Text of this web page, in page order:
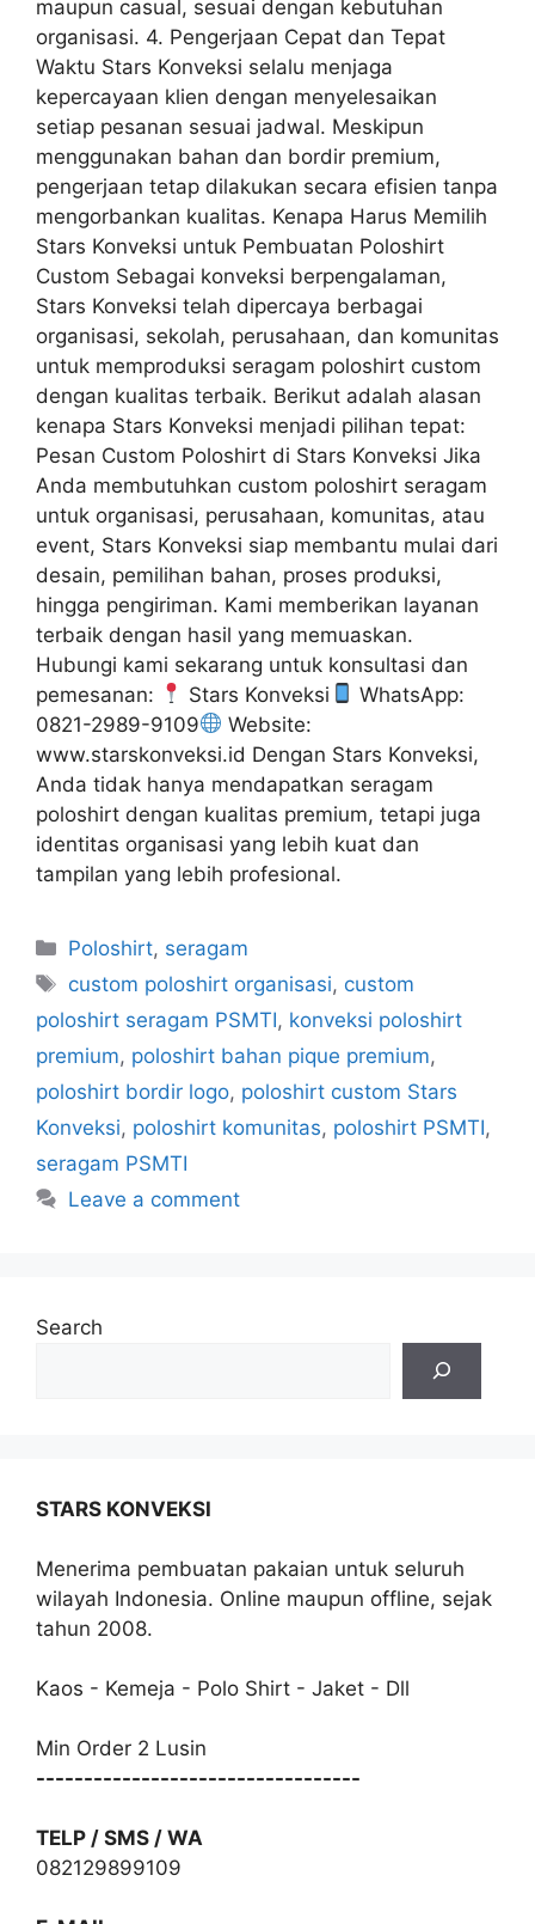
maupun casual, sesuai dengan kebutuhan
organisasi. 4. Pengerjaan Cepat dan Tepat
Waktu Stars Konveksi selalu menjaga
kepercayaan klien dengan menyelesaikan
setiap pesanan sesuai jadwal. Meskipun
menggunakan bahan dan bordir premium,
pengerjaan tetap dilakukan secara efisien tanpa
mengorbankan kualitas. Kenapa Harus Memilih
Stars Konveksi untuk Pembuatan Poloshirt
Custom Sebagai konveksi berpengalaman,
Stars Konveksi telah dipercaya berbagai
organisasi, sekolah, perusahaan, dan komunitas
untuk memproduksi seragam poloshirt custom
dengan kualitas terbaik. Berikut adalah alasan
kenapa Stars Konveksi menjadi pilihan tepat:
Pesan Custom Poloshirt di Stars Konveksi Jika
Anda membutuhkan custom poloshirt seragam
untuk organisasi, perusahaan, komunitas, atau
event, Stars Konveksi siap membantu mulai dari
desain, pemilihan bahan, proses produksi,
hingga pengiriman. Kami memberikan layanan
terbaik dengan hasil yang memuaskan.
Hubungi kami sekarang untuk konsultasi dan
pemesanan:
Stars Konveksi
WhatsApp:
0821-2989-9109
Website:
www.starskonveksi.id Dengan Stars Konveksi,
Anda tidak hanya mendapatkan seragam
poloshirt dengan kualitas premium, tetapi juga
identitas organisasi yang lebih kuat dan
tampilan yang lebih profesional.
Poloshirt, seragam
custom poloshirt organisasi, custom
poloshirt seragam PSMTI, konveksi poloshirt
premium, poloshirt bahan pique premium,
poloshirt bordir logo, poloshirt custom Stars
Konveksi, poloshirt komunitas, poloshirt PSMTI,
seragam PSMTI
Leave a comment
Search
STARS KONVEKSI
Menerima pembuatan pakaian untuk seluruh
wilayah Indonesia. Online maupun offline, sejak
tahun 2008.
Kaos - Kemeja - Polo Shirt - Jaket - Dll
Min Order 2 Lusin
----------------------------------
TELP / SMS / WA
082129899109